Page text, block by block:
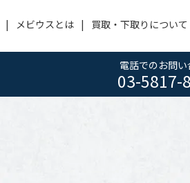
メビウスとは 買取・下取りについて
電話でのお問い
03-5817-